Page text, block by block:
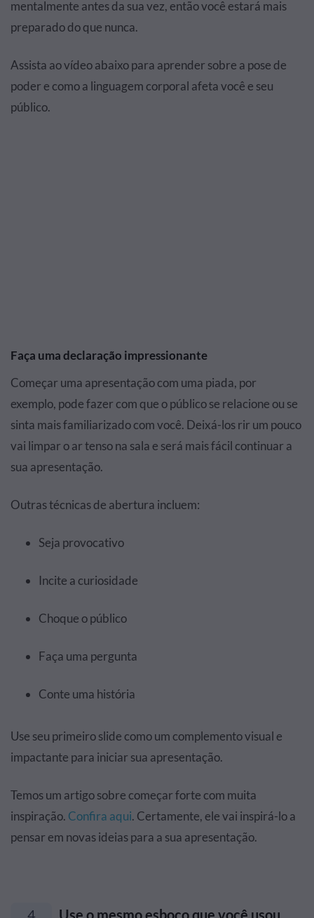
mentalmente antes da sua vez, então você estará mais
preparado do que nunca.
Assista ao vídeo abaixo para aprender sobre a pose de
poder e como a linguagem corporal afeta você e seu
público.
Faça uma declaração impressionante
Começar uma apresentação com uma piada, por
exemplo, pode fazer com que o público se relacione ou se
sinta mais familiarizado com você. Deixá-los rir um pouco
vai limpar o ar tenso na sala e será mais fácil continuar a
sua apresentação.
Outras técnicas de abertura incluem:
Seja provocativo
Incite a curiosidade
Choque o público
Faça uma pergunta
Conte uma história
Use seu primeiro slide como um complemento visual e
impactante para iniciar sua apresentação.
Temos um artigo sobre começar forte com muita
inspiração. Confira aqui. Certamente, ele vai inspirá-lo a
pensar em novas ideias para a sua apresentação.
4
Use o mesmo esboço que você usou